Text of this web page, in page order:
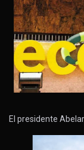
El presidente